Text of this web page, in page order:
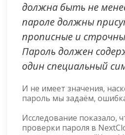
должна быть не
пароле должны
прописные и
Пароль должен
один специальный
И не имеет значения,
пароль мы задаём,
Исследование показало,
проверки пароля в